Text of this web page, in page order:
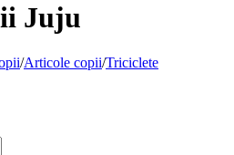
Juju
/Articole copii/Triciclete